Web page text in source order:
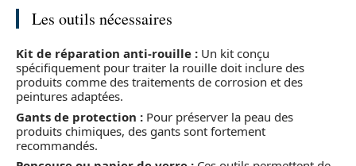
Les outils nécessaires
Kit de réparation anti-rouille : Un kit conçu
spécifiquement pour traiter la rouille doit inclure des
produits comme des traitements de corrosion et des
peintures adaptées.
Gants de protection : Pour préserver la peau des
produits chimiques, des gants sont fortement
recommandés.